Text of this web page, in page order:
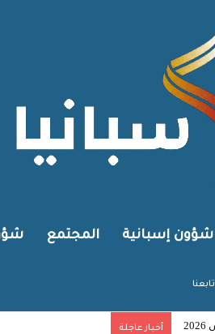
شؤون إسبانية المجتمع
تابعنا
أخبار عاجلة